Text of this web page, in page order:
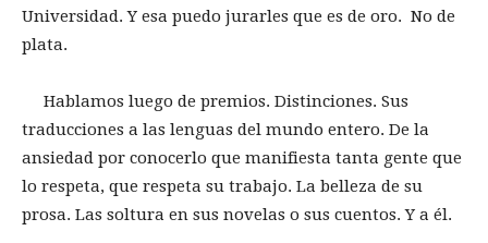
Universidad. Y esa puedo jurarles que es de oro. No de
plata.
Hablamos luego de premios. Distinciones. Sus
traducciones a las lenguas del mundo entero. De la
ansiedad por conocerlo que manifiesta tanta gente que
lo respeta, que respeta su trabajo. La belleza de su
prosa. Las soltura en sus novelas o sus cuentos. Y a él.